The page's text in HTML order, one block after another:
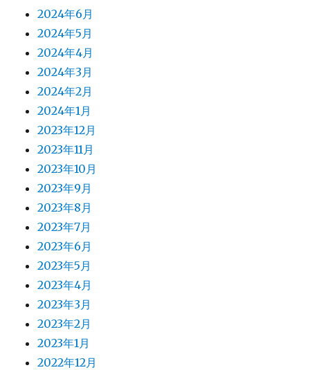
2024年6月
2024年5月
2024年4月
2024年3月
2024年2月
2024年1月
2023年12月
2023年11月
2023年10月
2023年9月
2023年8月
2023年7月
2023年6月
2023年5月
2023年4月
2023年3月
2023年2月
2023年1月
2022年12月